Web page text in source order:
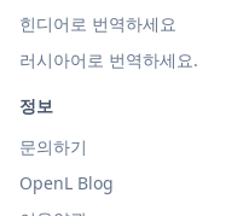
힌디어로 번역하세요
러시아어로 번역하세요.
정보
문의하기
OpenL Blog